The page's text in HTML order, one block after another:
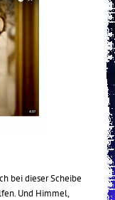
bei dieser Scheibe
Und Himmel,